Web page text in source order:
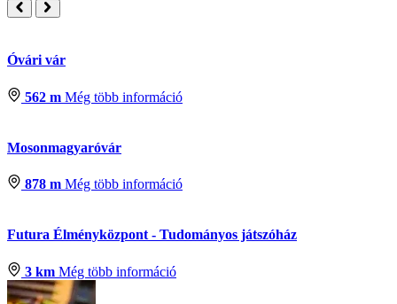
Óvári vár
562 m Még több információ
Mosonmagyaróvár
878 m Még több információ
Futura Élményközpont - Tudományos játszóház
3 km Még több információ